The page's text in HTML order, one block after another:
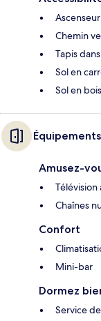
Ascenseur
Chemin
Tapis
Sol en
Sol en
Amusez-
Chaînes
Confort
Mini-bar
Dormez
Service